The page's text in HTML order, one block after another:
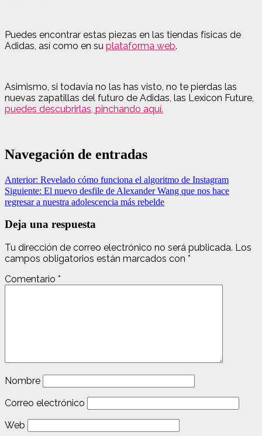
Puedes encontrar estas piezas en las tiendas físicas de
Adidas, así como en su plataforma web.
Asimismo, si todavía no las has visto, no te pierdas las
nuevas zapatillas del futuro de Adidas, las Lexicon Future,
puedes descubrirlas, pinchando aquí.
Navegación de entradas
Anterior: Revelado cómo funciona el algoritmo de Instagram
Siguiente: El nuevo desfile de Alexander Wang que nos hace
regresar a nuestra adolescencia más rebelde
Deja una respuesta
Tu dirección de correo electrónico no será publicada. Los
campos obligatorios están marcados con *
Comentario *
Nombre
Correo electrónico
Web